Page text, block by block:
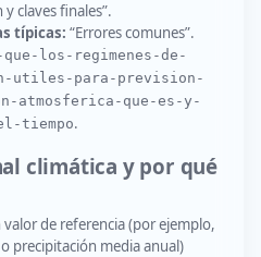
y claves finales”.
típicas: “Errores comunes”.
los-regimenes-de-
utiles-para-prevision-
atmosferica-que-es-y-
tiempo.
climática y por qué
valor de referencia (por ejemplo,
precipitación media anual)